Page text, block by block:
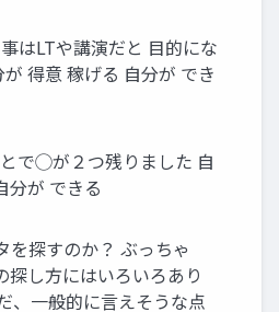
はLTや講演だと 目的にな
得意 稼げる 自分が でき
で◯が２つ残りました 自
分が できる
を探すのか？ ぶっちゃ
探し方にはいろいろあり
、一般的に言えそうな点